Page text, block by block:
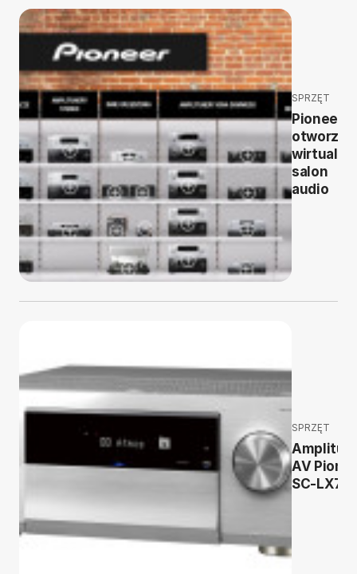
SPRZĘT
Pioneer
otworzył
wirtualny
salon
audio
SPRZĘT
AV
SC-